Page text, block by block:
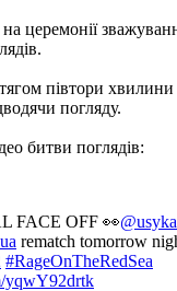
церемонії
півтори
погляду.
битви поглядів:
FACE OFF 👀
rematch tomorrow
#RageOnTheRedSea
yqwY92drtk